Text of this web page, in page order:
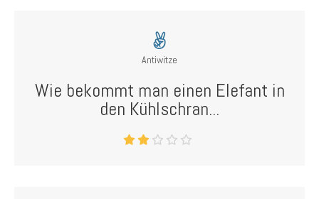
Antiwitze
Wie bekommt man einen Elefant in
den Kühlschran...